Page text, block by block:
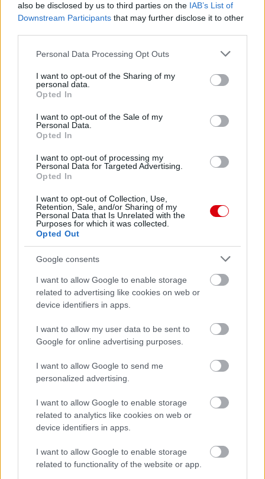
also be disclosed by us to third parties on the IAB’s List of
Downstream Participants that may further disclose it to other
Please note that this website/app uses one or more Google
not limited to your visit or usage behaviour. You may click to
grant or deny consent to Google and its third-party tags to
use your data for below specified purposes in below Google
consent section.
Personal Data Processing Opt Outs
I want to opt-out of the Sharing of my
personal data.
Opted In
I want to opt-out of the Sale of my
Personal Data.
Opted In
I want to opt-out of processing my
Personal Data for Targeted Advertising.
Opted In
I want to opt-out of Collection, Use,
Retention, Sale, and/or Sharing of my
Personal Data that Is Unrelated with the
Purposes for which it was collected.
Opted Out
Google consents
I want to allow Google to enable storage
related to advertising like cookies on web or
device identifiers in apps.
I want to allow my user data to be sent to
Google for online advertising purposes.
I want to allow Google to send me
personalized advertising.
I want to allow Google to enable storage
related to analytics like cookies on web or
device identifiers in apps.
I want to allow Google to enable storage
related to functionality of the website or app.
Meccs Center
Paris Saint-Germain
Manchester United
Nya Ullevi, Göteborg
2026-08-08 17:00
Leeds UnitedvsManchester United
AC MilanvsManchester United2026-08-15 18:00
ELŐZŐ MÉRKŐZÉSEK
Támogasd adományoddal
Kapcsolódó hírek
SIR ALEX FERGUSON